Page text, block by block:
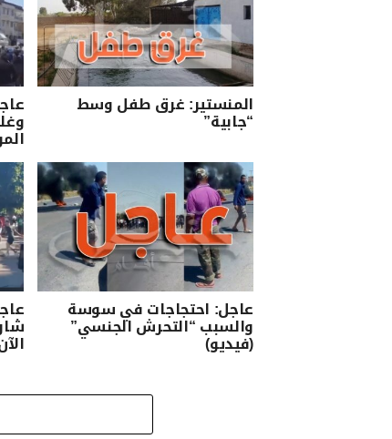
المنستير: غرق طفل وسط
“جابية”
عاجل: احتجاجات في سوسة
والسبب “التحرش الجنسي”
(فيديو)